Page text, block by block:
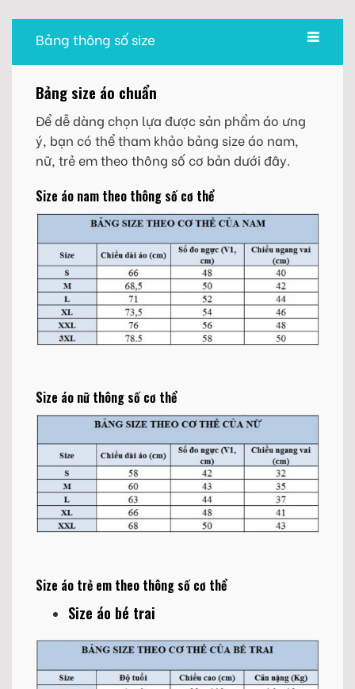
Bảng thông số size
Bảng size áo chuẩn
Để dễ dàng chọn lựa được sản phẩm áo ưng
ý, bạn có thể tham khảo bảng size áo nam,
nữ, trẻ em theo thông số cơ bản dưới đây.
Size áo nam theo thông số cơ thể
Size áo nữ thông số cơ thể
Size áo trẻ em theo thông số cơ thể
Size áo bé trai